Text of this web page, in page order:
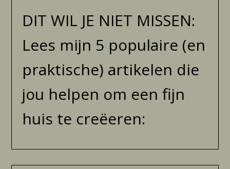
DIT WIL JE NIET MISSEN:
Lees mijn 5 populaire (en
praktische) artikelen die
jou helpen om een fijn
huis te creëeren: